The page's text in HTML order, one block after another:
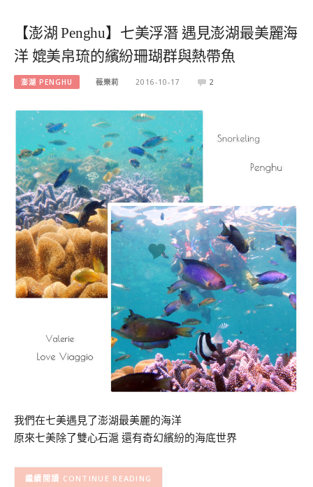
【澎湖 Penghu】七美浮潛 遇見澎湖最美麗海
洋 媲美帛琉的繽紛珊瑚群與熱帶魚
澎湖 PENGHU 薇樂莉 2016-10-17 2
我們在七美遇見了澎湖最美麗的海洋
原來七美除了雙心石滬 還有奇幻繽紛的海底世界
CONTINUE READING